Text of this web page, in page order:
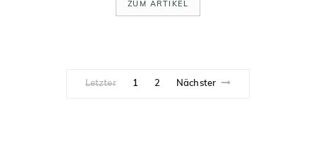
ZUM ARTIKEL
Letzter 1 2 Nächster